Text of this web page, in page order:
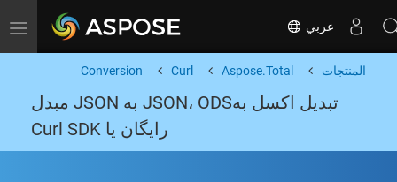
Toggle navigation عربي
المنتجات Aspose.Total
Curl
Conversion
تبدیل اکسل بهJSON، ODS به JSON مبدل
رایگان یا Curl SDK